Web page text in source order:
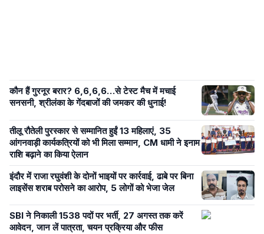
कौन हैं गुरनूर बरार? 6,6,6,6…से टेस्ट मैच में मचाई
सनसनी, श्रीलंका के गेंदबाजों की जमकर की धुनाई!
तीलू रौतेली पुरस्कार से सम्मानित हुईं 13 महिलाएं, 35
आंगनवाड़ी कार्यकत्रियों को भी मिला सम्मान, CM धामी ने इनाम
राशि बढ़ाने का किया ऐलान
इंदौर में राजा रघुवंशी के दोनों भाइयों पर कार्रवाई, ढाबे पर बिना
लाइसेंस शराब परोसने का आरोप, 5 लोगों को भेजा जेल
SBI ने निकाली 1538 पदों पर भर्ती, 27 अगस्त तक करें
आवेदन, जान लें पात्रता, चयन प्रक्रिया और फीस